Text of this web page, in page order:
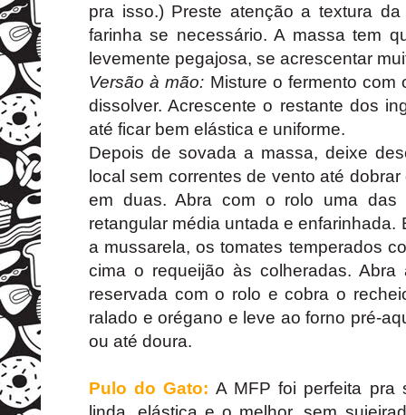
pra isso.) Preste atenção a textura
farinha se necessário. A massa tem
levemente pegajosa, se acrescentar
Versão à mão: Misture o fermento com
dissolver. Acrescente o restante dos
até ficar bem elástica e uniforme.
Depois de sovada a massa, deixe
local sem correntes de vento até
em duas. Abra com o rolo uma das
retangular média untada e enfarinhada.
a mussarela, os tomates temperados
cima o requeijão às colheradas.
reservada com o rolo e cobra o
ralado e orégano e leve ao forno pré-
ou até doura.
Pulo do Gato:A MFP foi perfeita pra